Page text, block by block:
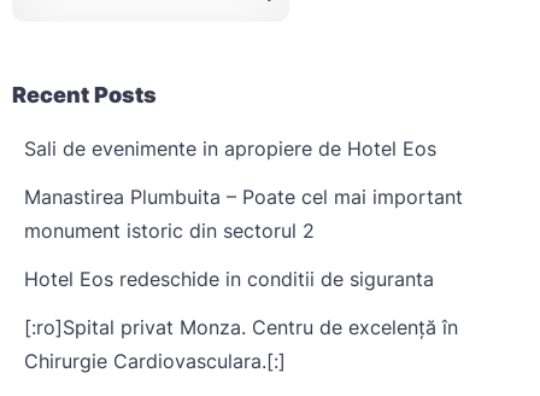
Recent Posts
Sali de evenimente in apropiere de Hotel Eos
Manastirea Plumbuita – Poate cel mai important
monument istoric din sectorul 2
Hotel Eos redeschide in conditii de siguranta
[:ro]Spital privat Monza. Centru de excelență în
Chirurgie Cardiovasculara.[:]